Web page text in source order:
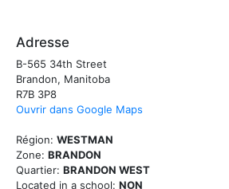
Adresse
B-565 34th Street
Brandon, Manitoba
R7B 3P8
Ouvrir dans Google Maps
Région: WESTMAN
Zone: BRANDON
Quartier: BRANDON WEST
Located in a school: NON